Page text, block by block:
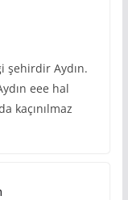
şehirdir Aydın.
eee hal
kaçınılmaz